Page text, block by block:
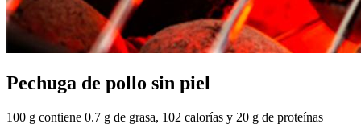
Pechuga de pollo sin piel
100 g contiene 0.7 g de grasa, 102 calorías y 20 g de proteínas